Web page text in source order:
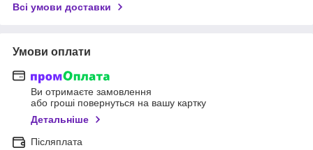
Всі умови доставки
Умови оплати
Ви отримаєте замовлення
або гроші повернуться на вашу картку
Детальніше
Післяплата